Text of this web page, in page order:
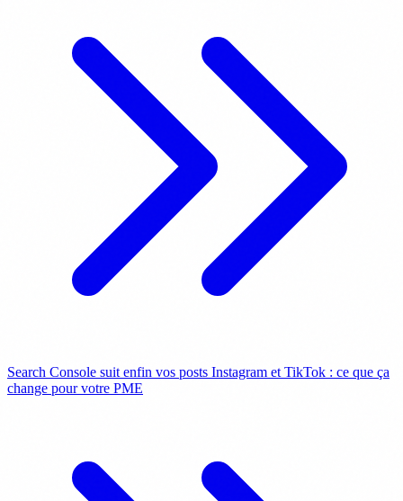
Search Console suit enfin vos posts Instagram et TikTok : ce que ça
change pour votre PME